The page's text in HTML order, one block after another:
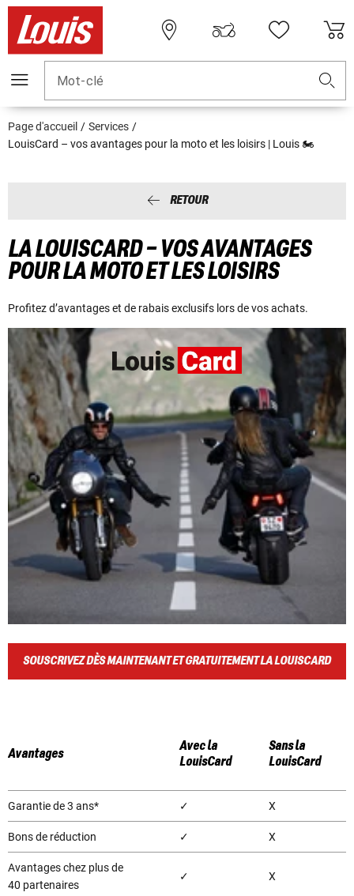
Mot-clé
Page d'accueil
Services
LouisCard – vos avantages pour la moto et les loisirs | Louis 🏍
RETOUR
LA LOUISCARD – VOS AVANTAGES
POUR LA MOTO ET LES LOISIRS
Profitez d’avantages et de rabais exclusifs lors de vos achats.
SOUSCRIVEZ DÈS MAINTENANT ET GRATUITEMENT LA LOUISCARD
Avantages
Avec la
LouisCard
Sans la
LouisCard
Garantie de 3 ans* ✓ X
Bons de réduction ✓ X
Avantages chez plus de
40 partenaires
✓ X